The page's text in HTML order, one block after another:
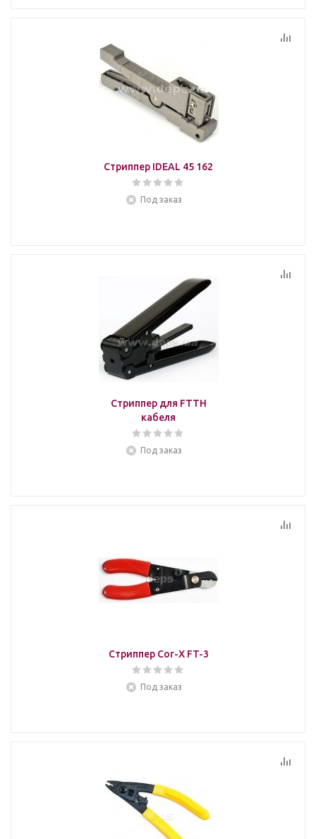
Стриппер IDEAL 45 162
Под заказ
Стриппер для FTTH
кабеля
Под заказ
Стриппер Cor-X FT-3
Под заказ